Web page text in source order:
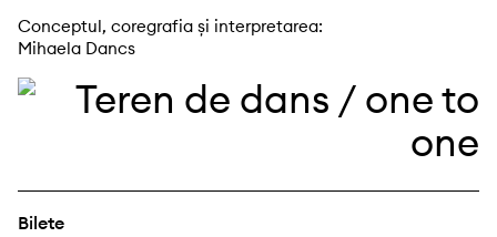
Conceptul, coregrafia și interpretarea:
Mihaela Dancs
Bilete